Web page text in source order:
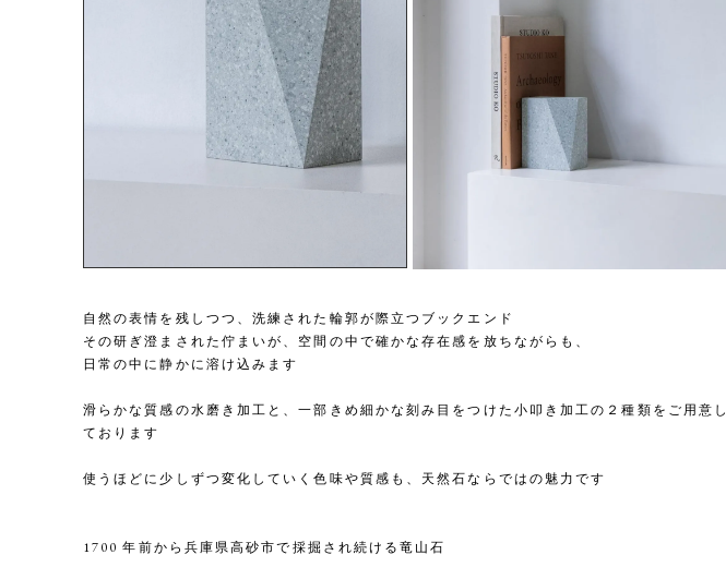
自然の表情を残しつつ、洗練された輪郭が際立つブックエンド
その研ぎ澄まされた佇まいが、空間の中で確かな存在感を放ちながらも、
日常の中に静かに溶け込みます
滑らかな質感の水磨き加工と、一部きめ細かな刻み目をつけた小叩き加工の２種類をご用意し
ております
使うほどに少しずつ変化していく色味や質感も、天然石ならではの魅力です
1700 年前から兵庫県高砂市で採掘され続ける竜山石